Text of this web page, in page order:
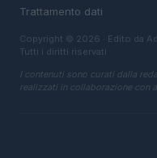
Trattamento dati
Copyright © 2026 · Edito da
Tutti i diritti riservati
I contenuti sono curati dalla
realizzati in collaborazione con